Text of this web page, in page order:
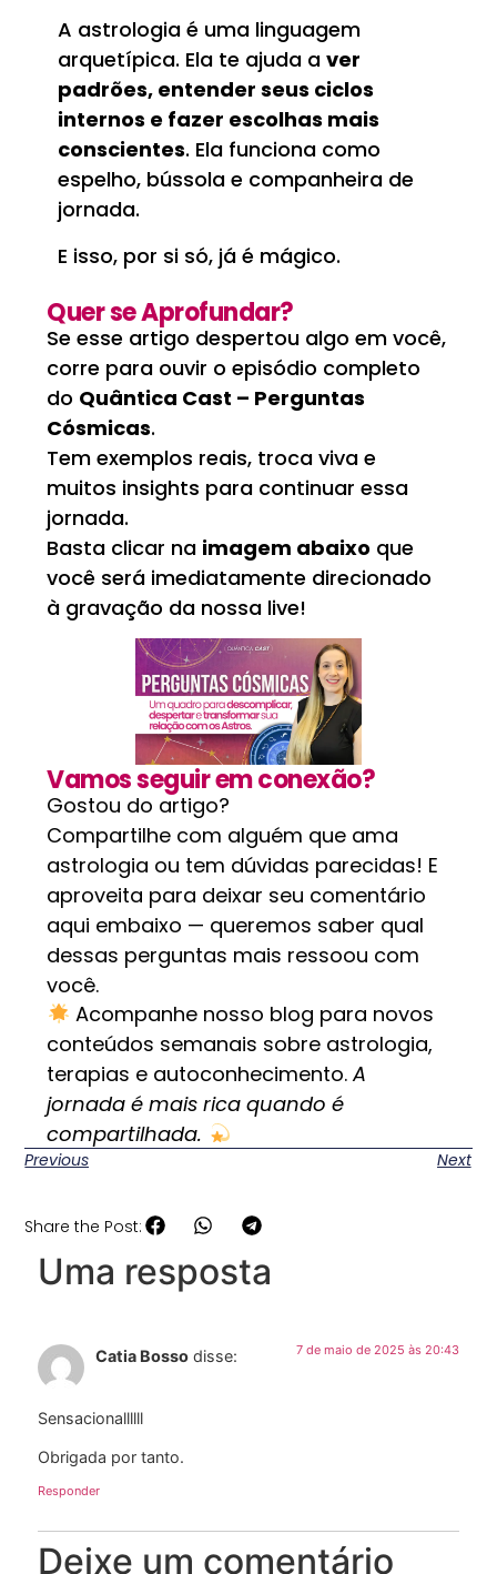
A astrologia é uma linguagem
arquetípica. Ela te ajuda aver
padrões, entender seus ciclos
internos e fazer escolhas mais
conscientes. Ela funciona como
espelho, bússola e companheira de
jornada.
E isso, por si só, já é mágico.
Quer se Aprofundar?
Se esse artigo despertou algo em você,
corre para ouvir o episódio completo
do Quântica Cast – Perguntas
Cósmicas.
Tem exemplos reais, troca viva e
muitos insights para continuar essa
jornada.
Basta clicar na imagem abaixo que
você será imediatamente direcionado
à gravação da nossa live!
Vamos seguir em conexão?
Gostou do artigo?
Compartilhe com alguém que ama
astrologia ou tem dúvidas parecidas! E
aproveita para deixar seu comentário
aqui embaixo — queremos saber qual
dessas perguntas mais ressoou com
você.
Acompanhe nosso blog para novos
conteúdos semanais sobre astrologia,
terapias e autoconhecimento.A
jornada é mais rica quando é
compartilhada.
Previous Next
Share the Post:
Uma resposta
Catia Bosso disse: 7 de maio de 2025 às 20:43
Sensacionallllll
Obrigada por tanto.
Responder
Deixe um comentário